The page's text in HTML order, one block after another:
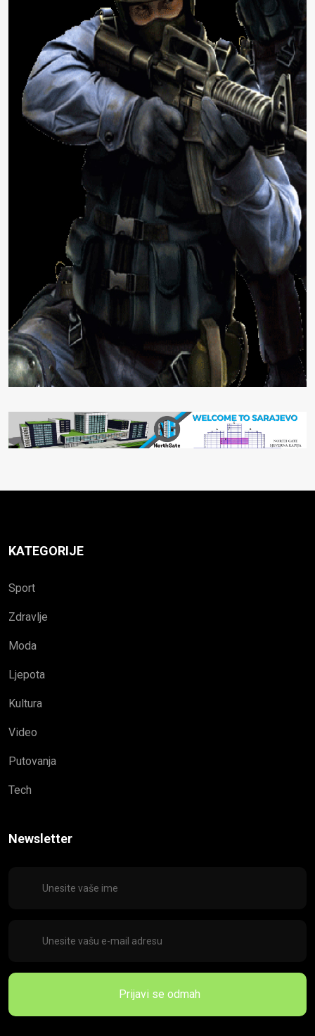
KATEGORIJE
Sport
Zdravlje
Moda
Ljepota
Kultura
Video
Putovanja
Tech
Newsletter
Prijavi se odmah